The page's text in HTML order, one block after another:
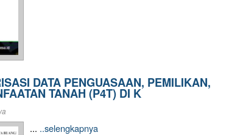
DATA PENGUASAAN, PEMILIKAN,
TANAH (P4T) DI K
... ..selengkapnya